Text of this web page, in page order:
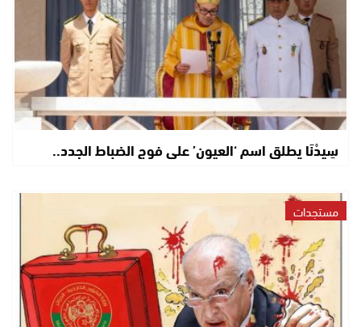
سِيدْنَا يطلق اسم ‘العيون’ على فوج الضباط الجدد..
مستجدات